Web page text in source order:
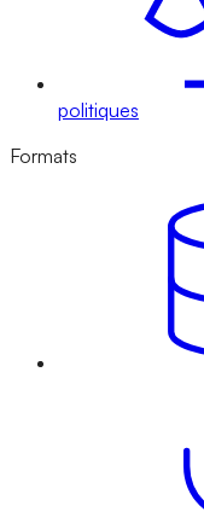
politiques
Formats